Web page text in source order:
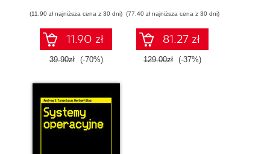
(11,90 zł najniższa cena z 30 dni)
11.90 zł
39.90zł (-70%)
(77,40 zł najniższa cena z 30 dni)
81.27 zł
129.00zł (-37%)